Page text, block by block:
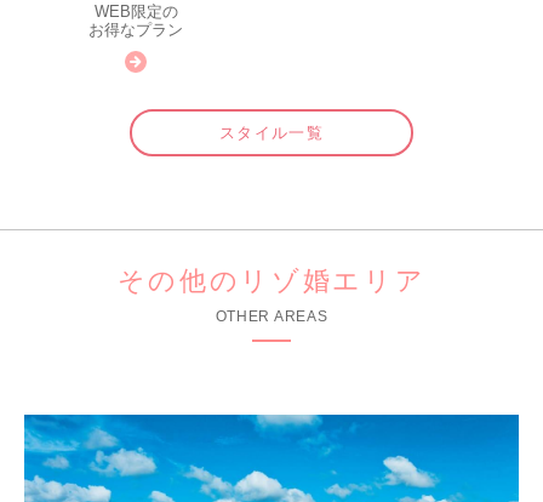
WEB限定の
お得なプラン
スタイル一覧
その他のリゾ婚エリア
OTHER AREAS